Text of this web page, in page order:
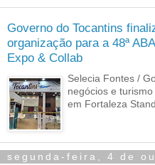
Governo do Tocantins
organização para a 48ª
Expo & Collab
Selecia Fontes /
negócios e
em Fortaleza
segunda-feira, 4 de